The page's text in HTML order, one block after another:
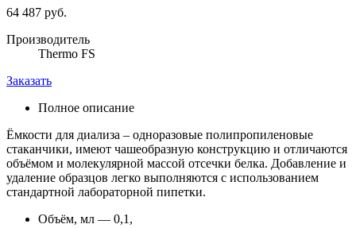
64 487 руб.
Производитель
Thermo FS
Заказать
Полное описание
Ёмкости для диализа – одноразовые полипропиленовые
стаканчики, имеют чашеобразную конструкцию и отличаются
объёмом и молекулярной массой отсечки белка. Добавление и
удаление образцов легко выполняются с использованием
стандартной лабораторной пипетки.
Объём, мл — 0,1,